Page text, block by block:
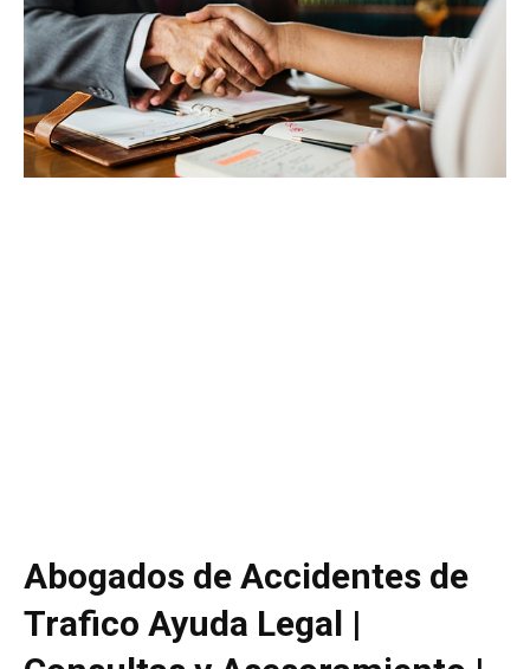
Abogados de Accidentes de
Trafico Ayuda Legal |